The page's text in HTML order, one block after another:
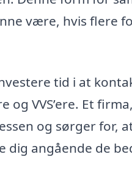
være, hvis flere
tid i at
VVS’ere. Et
og sørger for,
dig angående de